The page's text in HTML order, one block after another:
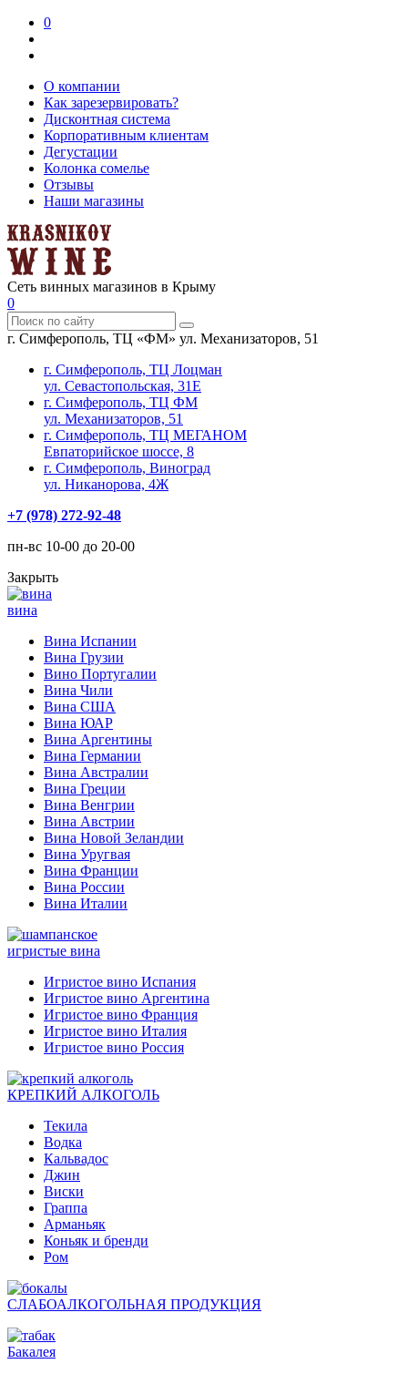
0
О компании
Как зарезервировать?
Дисконтная система
Корпоративным клиентам
Дегустации
Колонка сомелье
Отзывы
Наши магазины
Сеть винных магазинов в Крыму
0
г. Симферополь, ТЦ «ФМ» ул. Механизаторов, 51
г. Симферополь, ТЦ Лоцман
ул. Севастопольская, 31Е
г. Симферополь, ТЦ ФМ
ул. Механизаторов, 51
г. Симферополь, ТЦ МЕГАНОМ
Евпаторийское шоссе, 8
г. Симферополь, Виноград
ул. Никанорова, 4Ж
+7 (978) 272-92-48
пн-вс 10-00 до 20-00
Закрыть
вина
Вина Испании
Вина Грузии
Вино Португалии
Вина Чили
Вина США
Вина ЮАР
Вина Аргентины
Вина Германии
Вина Австралии
Вина Греции
Вина Венгрии
Вина Австрии
Вина Новой Зеландии
Вина Уругвая
Вина Франции
Вина России
Вина Италии
игристые вина
Игристое вино Испания
Игристое вино Аргентина
Игристое вино Франция
Игристое вино Италия
Игристое вино Россия
КРЕПКИЙ АЛКОГОЛЬ
Текила
Водка
Кальвадос
Джин
Виски
Граппа
Арманьяк
Коньяк и бренди
Ром
СЛАБОАЛКОГОЛЬНАЯ ПРОДУКЦИЯ
Бакалея